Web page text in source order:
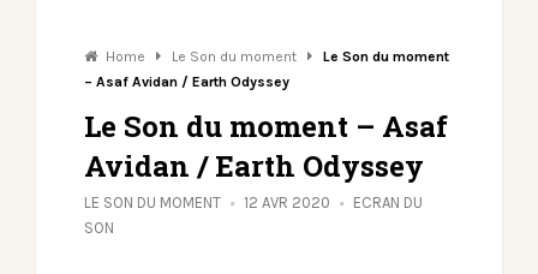
Home Le Son du moment
Le Son du moment
– Asaf Avidan / Earth Odyssey
Le Son du moment – Asaf
Avidan / Earth Odyssey
LE SON DU MOMENT 12 AVR 2020
ECRAN DU
SON